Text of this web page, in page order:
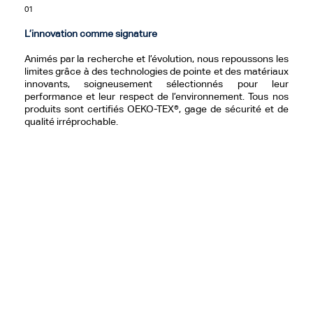
L’innovation comme signature
Animés par la recherche et l’évolution, nous repoussons les
limites grâce à des technologies de pointe et des matériaux
innovants, soigneusement sélectionnés pour leur
performance et leur respect de l’environnement. Tous nos
produits sont certifiés OEKO-TEX®, gage de sécurité et de
qualité irréprochable.
01